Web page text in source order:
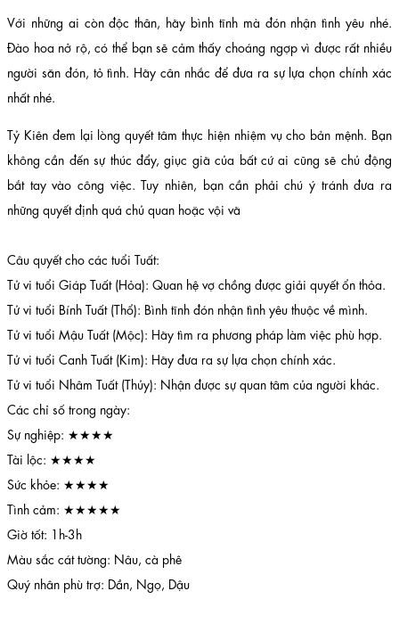
Với những ai còn độc thân, hãy bình tĩnh mà đón nhận tình yêu nhé.
Đào hoa nở rộ, có thể bạn sẽ cảm thấy choáng ngợp vì được rất nhiều
người săn đón, tỏ tình. Hãy cân nhắc để đưa ra sự lựa chọn chính xác
nhất nhé.
Tỷ Kiên đem lại lòng quyết tâm thực hiện nhiệm vụ cho bản mệnh. Bạn
không cần đến sự thúc đẩy, giục giã của bất cứ ai cũng sẽ chủ động
bắt tay vào công việc. Tuy nhiên, bạn cần phải chú ý tránh đưa ra
những quyết định quá chủ quan hoặc vội vã
Câu quyết cho các tuổi Tuất:
Tử vi tuổi Giáp Tuất (Hỏa): Quan hệ vợ chồng được giải quyết ổn thỏa.
Tử vi tuổi Bính Tuất (Thổ): Bình tĩnh đón nhận tình yêu thuộc về mình.
Tử vi tuổi Mậu Tuất (Mộc): Hãy tìm ra phương pháp làm việc phù hợp.
Tử vi tuổi Canh Tuất (Kim): Hãy đưa ra sự lựa chọn chính xác.
Tử vi tuổi Nhâm Tuất (Thủy): Nhận được sự quan tâm của người khác.
Các chỉ số trong ngày:
Sự nghiệp: ★★★★
Tài lộc: ★★★★
Sức khỏe: ★★★★
Tình cảm: ★★★★★
Giờ tốt: 1h-3h
Màu sắc cát tường: Nâu, cà phê
Quý nhân phù trợ: Dần, Ngọ, Dậu